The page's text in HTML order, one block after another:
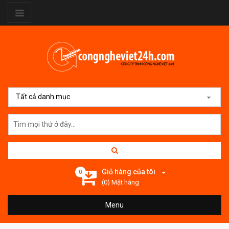
Tất cả danh mục
0 Giỏ hàng của tôi
(0) Mặt hàng
Menu